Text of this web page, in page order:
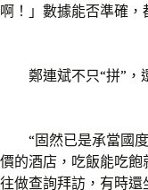
啊！」數據能否準確，
鄭連斌不只“拼”，
“固然已是承當國度
價的酒店，吃飯能吃
往做查詢拜訪，有時還